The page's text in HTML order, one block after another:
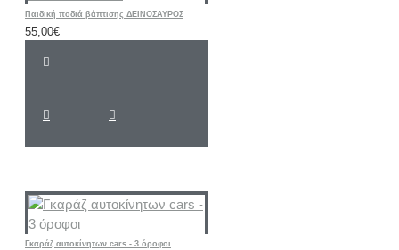
Παιδική ποδιά βάπτισης ΔΕΙΝΟΣΑΥΡΟΣ
55,00€
Γκαράζ αυτοκίνητων cars - 3 όροφοι